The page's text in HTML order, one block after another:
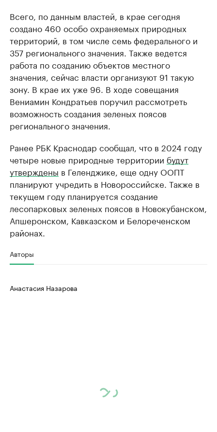
Всего, по данным властей, в крае сегодня
создано 460 особо охраняемых природных
территорий, в том числе семь федерального и
357 регионального значения. Также ведется
работа по созданию объектов местного
значения, сейчас власти организуют 91 такую
зону. В крае их уже 96. В ходе совещания
Вениамин Кондратьев поручил рассмотреть
возможность создания зеленых поясов
регионального значения.
Ранее РБК Краснодар сообщал, что в 2024 году
четыре новые природные территории будут
утверждены в Геленджике, еще одну ООПТ
планируют учредить в Новороссийске. Также в
текущем году планируется создание
лесопарковых зеленых поясов в Новокубанском,
Апшеронском, Кавказском и Белореченском
районах.
Авторы
Анастасия Назарова